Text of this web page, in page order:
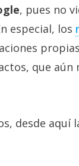
, pues no
especial, los
que aún
desde aquí